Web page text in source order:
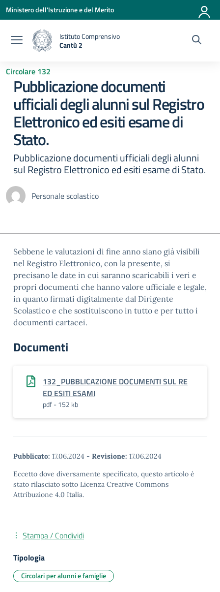
Vai ai contenuti
Vai al menu di navigazione
Vai al footer
Ministero dell'Istruzione e del Merito
Istituto Comprensivo
Cantù 2
Circolare 132
Pubblicazione documenti
ufficiali degli alunni sul Registro
Elettronico ed esiti esame di
Stato.
Pubblicazione documenti ufficiali degli alunni
sul Registro Elettronico ed esiti esame di Stato.
Personale scolastico
Sebbene le valutazioni di fine anno siano già visibili
nel Registro Elettronico, con la presente, si
precisano le date in cui saranno scaricabili i veri e
propri documenti che hanno valore ufficiale e legale,
in quanto firmati digitalmente dal Dirigente
Scolastico e che sostituiscono in tutto e per tutto i
documenti cartacei.
Documenti
132_PUBBLICAZIONE DOCUMENTI SUL RE
ED ESITI ESAMI
pdf - 152 kb
Pubblicato: 17.06.2024 - Revisione: 17.06.2024
Eccetto dove diversamente specificato, questo articolo è
stato rilasciato sotto Licenza Creative Commons
Attribuzione 4.0 Italia.
Stampa / Condividi
Tipologia
Circolari per alunni e famiglie